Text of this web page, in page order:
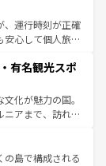
着の
ほしい。
なアフタヌーン
パブ、サッカー観
富。イギリスを旅
、運行時刻が正確
安心して個人旅行
はのユニークな
歩きも満喫する
も高いが、旅行
、うまく活用すれ
有名観光スポ
化が魅力の国。
ニアまで、訪れる
、エンターテイ
。一方、アメリカ
の島で構成される